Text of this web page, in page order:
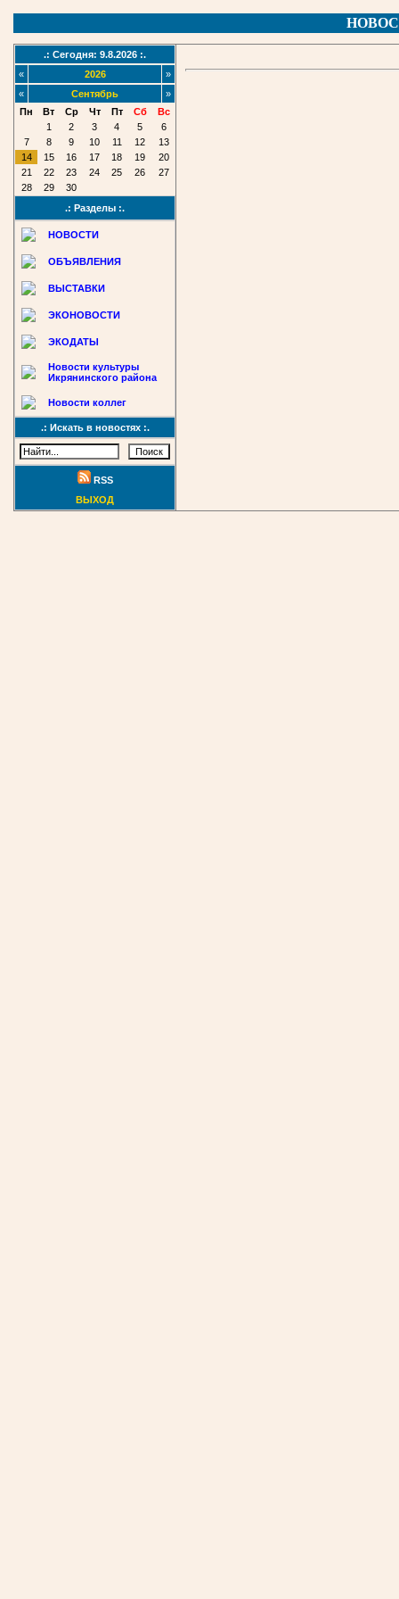
.: Сегодня: 9.8.2026 :.
«
2026
»
«
Сентябрь
»
Пн
Вт Ср Чт Пт Сб
Вс
1
2 3 4 5
6
7
8 9 10 11 12
13
14
15 16 17 18 19
20
21
22 23 24 25 26
27
28
29
30
.: Разделы :.
НОВОСТИ
ОБЪЯВЛЕНИЯ
ВЫСТАВКИ
ЭКОНОВОСТИ
ЭКОДАТЫ
Новости культуры
Икрянинского района
Новости коллег
.: Искать в новостях :.
RSS
ВЫХОД